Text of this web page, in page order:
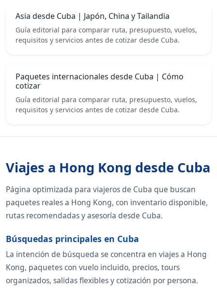
Asia desde Cuba | Japón, China y Tailandia
Guía editorial para comparar ruta, presupuesto, vuelos,
requisitos y servicios antes de cotizar desde Cuba.
Paquetes internacionales desde Cuba | Cómo
cotizar
Guía editorial para comparar ruta, presupuesto, vuelos,
requisitos y servicios antes de cotizar desde Cuba.
Viajes a Hong Kong desde Cuba
Página optimizada para viajeros de Cuba que buscan
paquetes reales a Hong Kong, con inventario disponible,
rutas recomendadas y asesoría desde Cuba.
Búsquedas principales en Cuba
La intención de búsqueda se concentra en viajes a Hong
Kong, paquetes con vuelo incluido, precios, tours
organizados, salidas flexibles y cotización por persona.